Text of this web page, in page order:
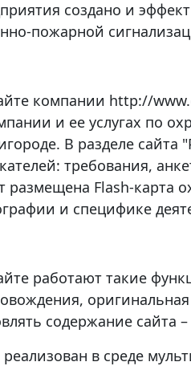
создано и
пожарной
компании http://
и ее услугах по
В разделе
требования,
размещена Flash-карта
и специфике
работают такие
содержание сайта
реализован в среде